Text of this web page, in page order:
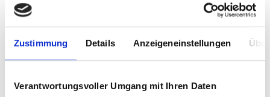
Zustimmung Details Anzeigeneinstellungen
Verantwortungsvoller Umgang mit Ihren Daten